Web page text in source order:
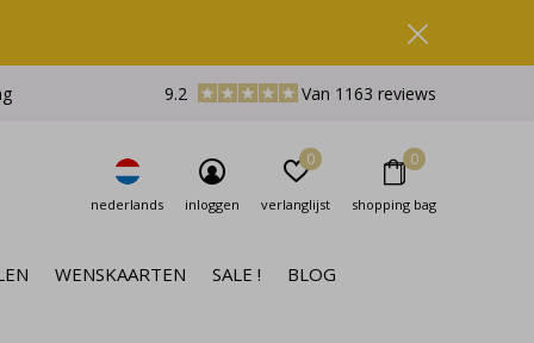
WENSKAARTEN SALE ! BLOG
nederlands inloggen verlanglijst
0
shopping bag
0
9.2 Van 1163 reviews